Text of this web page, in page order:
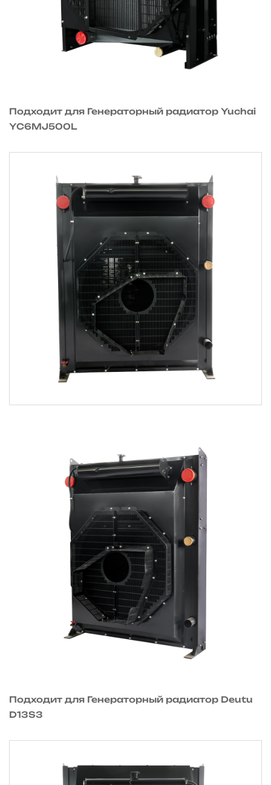
Подходит для Генераторный радиатор Yuchai
YC6MJ500L
Подходит для Генераторный радиатор Deutu
D13S3